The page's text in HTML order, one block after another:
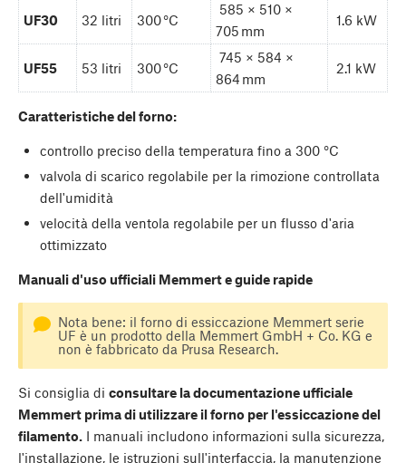
UF30 32 litri 300 °C
585 × 510 ×
705 mm
1.6 kW
UF55 53 litri 300 °C
745 × 584 ×
864 mm
2.1 kW
Caratteristiche del forno:
controllo preciso della temperatura fino a 300 °C
valvola di scarico regolabile per la rimozione controllata
dell'umidità
velocità della ventola regolabile per un flusso d'aria
ottimizzato
Manuali d'uso ufficiali Memmert e guide rapide
Nota bene: il forno di essiccazione Memmert serie
UF è un prodotto della Memmert GmbH + Co. KG e
non è fabbricato da Prusa Research.
Si consiglia di consultare la documentazione ufficiale
Memmert prima di utilizzare il forno per l'essiccazione del
filamento. I manuali includono informazioni sulla sicurezza,
l'installazione, le istruzioni sull'interfaccia, la manutenzione